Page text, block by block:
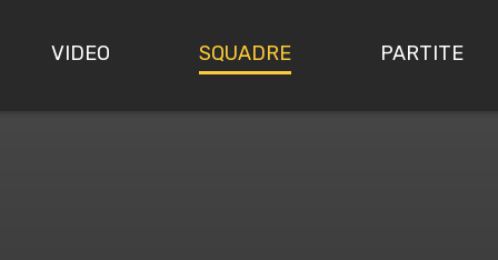
VIDEO SQUADRE PARTITE